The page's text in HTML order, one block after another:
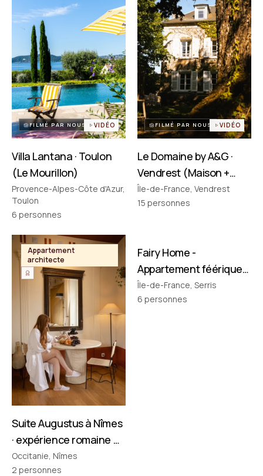
FILMÉ PAR NOUS VIDÉO
Villa Lantana · Toulon
(Le Mourillon)
Provence-Alpes-Côte d'Azur,
Toulon
6 personnes
FILMÉ PAR NOUS VIDÉO
Le Domaine by A&G ·
Vendrest (Maison +
Pavillon)
Île-de-France, Vendrest
15 personnes
Appartement
architecte
Suite Augustus à Nîmes
· expérience romaine &
cinéma privé
Occitanie, Nîmes
2 personnes
Appartement
thématique
Fairy Home -
Appartement féérique
• Disney à 10 min !
Île-de-France, Serris
6 personnes